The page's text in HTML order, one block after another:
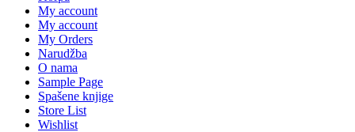
My account
My account
My Orders
Narudžba
O nama
Sample Page
Spašene knjige
Store List
Wishlist